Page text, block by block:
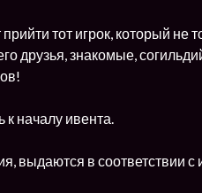
тот игрок, который не
друзья, знакомые,
к началу ивента.
выдаются в соответствии